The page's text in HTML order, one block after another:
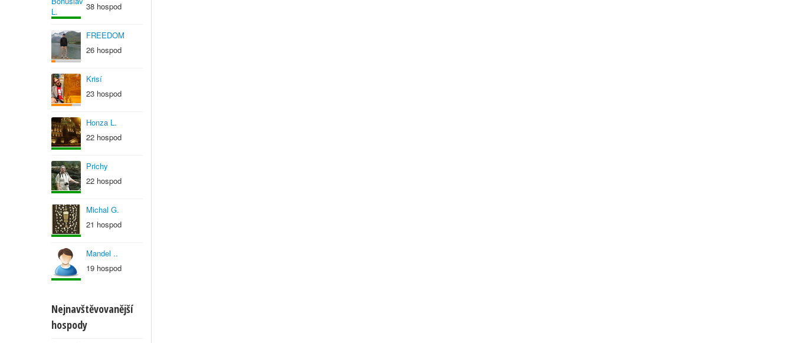
38 hospod
FREEDOM
26 hospod
Krisí
23 hospod
Honza L.
22 hospod
Prichy
22 hospod
Michal G.
21 hospod
Mandel ..
19 hospod
Nejnavštěvovanější
hospody